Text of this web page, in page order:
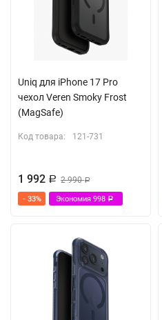
Uniq для iPhone 17 Pro
чехол Veren Smoky Frost
(MagSafe)
Код товара: 121-731
1 992 Р 2 990Р
- 33% Экономия 998 Р